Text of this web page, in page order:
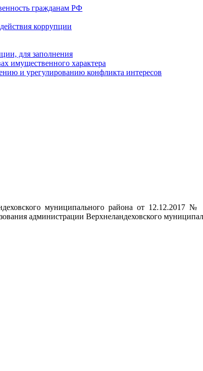
гражданам РФ
коррупции
для заполнения
имущественного характера
и урегулированию конфликта интересов
муниципального района от 12.12.2017
администрации Верхнеландеховского